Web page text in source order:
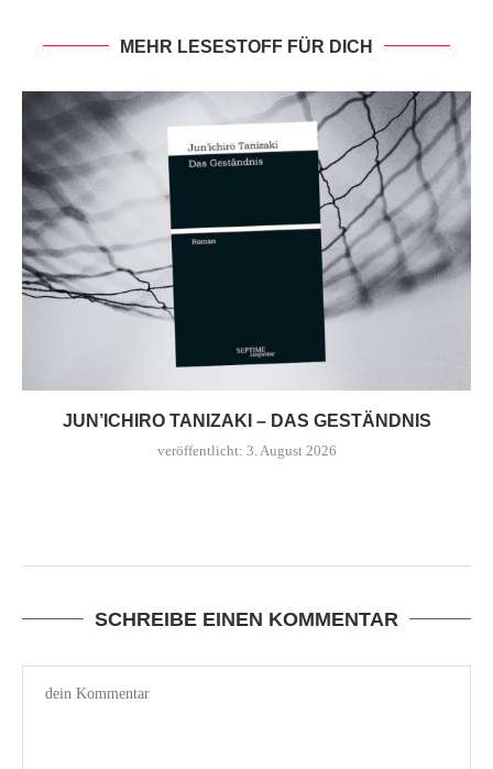
MEHR LESESTOFF FÜR DICH
JUN’ICHIRO TANIZAKI – DAS GESTÄNDNIS
veröffentlicht: 3. August 2026
SCHREIBE EINEN KOMMENTAR